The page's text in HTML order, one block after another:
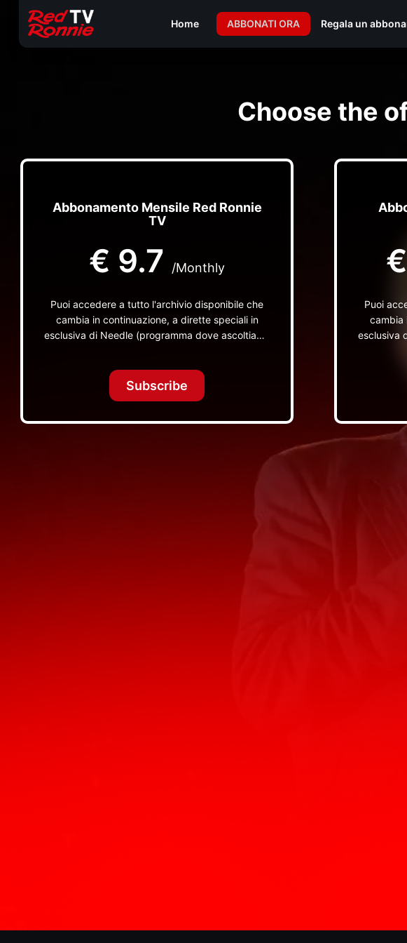
Home ABBONATI ORA Regala un
Choose the
Abbonamento Mensile Red Ronnie
TV
€ 9.7 /Monthly
Puoi accedere a tutto l'archivio disponibile che
cambia in continuazione, a dirette speciali in
esclusiva di Needle (programma dove ascoltiamo
TV non visibili da nessuna altra parte
Subscribe
€
Puoi
cambia
esclusiva
TV